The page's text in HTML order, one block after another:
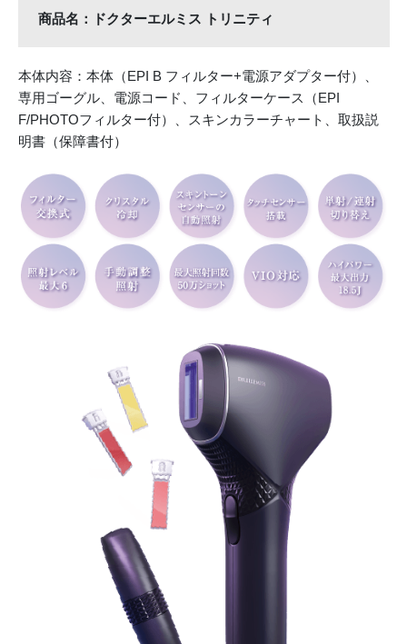
商品名：ドクターエルミス トリニティ
本体内容：本体（EPI B フィルター+電源アダプター付）、
専用ゴーグル、電源コード、フィルターケース（EPI
F/PHOTOフィルター付）、スキンカラーチャート、取扱説
明書（保障書付）